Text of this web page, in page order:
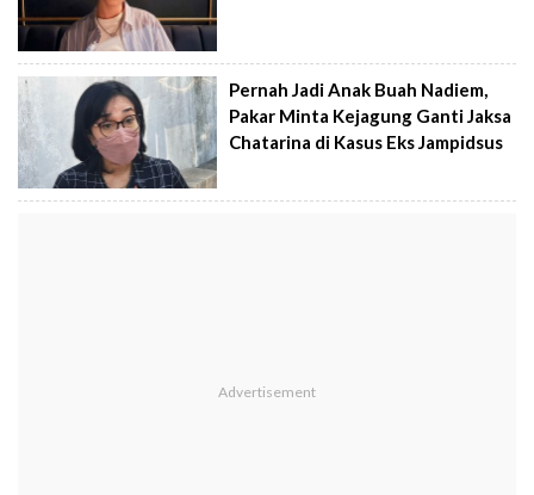
Pernah Jadi Anak Buah Nadiem,
Pakar Minta Kejagung Ganti Jaksa
Chatarina di Kasus Eks Jampidsus